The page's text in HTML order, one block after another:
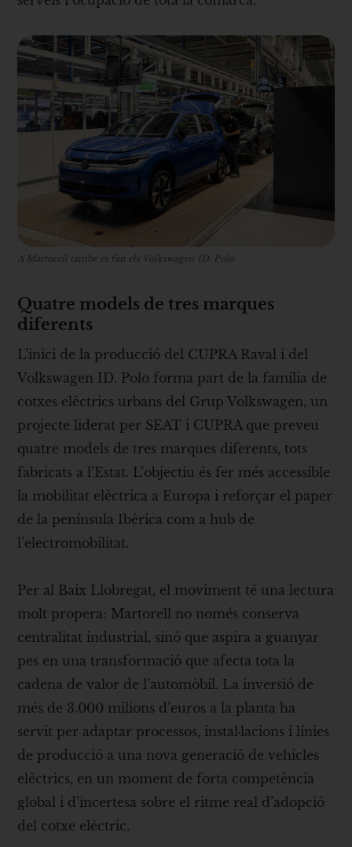
A Martorell també es fan els Volkswagen ID. Polo
Quatre models de tres marques
diferents
L’inici de la producció del CUPRA Raval i del
Volkswagen ID. Polo forma part de la família de
cotxes elèctrics urbans del Grup Volkswagen, un
projecte liderat per SEAT i CUPRA que preveu
quatre models de tres marques diferents, tots
fabricats a l’Estat. L’objectiu és fer més accessible
la mobilitat elèctrica a Europa i reforçar el paper
de la península Ibèrica com a hub de
l’electromobilitat.
Per al Baix Llobregat, el moviment té una lectura
molt propera: Martorell no només conserva
centralitat industrial, sinó que aspira a guanyar
pes en una transformació que afecta tota la
cadena de valor de l’automòbil. La inversió de
més de 3.000 milions d’euros a la planta ha
servit per adaptar processos, instal·lacions i línies
de producció a una nova generació de vehicles
elèctrics, en un moment de forta competència
global i d’incertesa sobre el ritme real d’adopció
del cotxe elèctric.